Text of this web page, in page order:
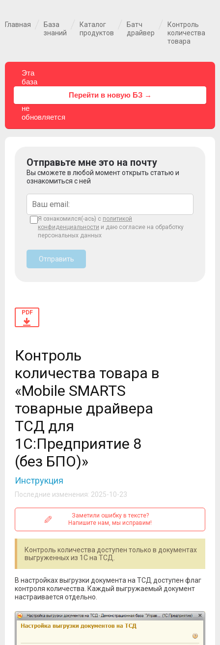
Главная
База
знаний
Каталог
продуктов
Батч
драйвер
Контроль
количества
товара
Эта
база
не
обновляется
Перейти в новую БЗ →
Отправьте мне это на почту
Вы сможете в любой момент открыть статью и
ознакомиться с ней
Я ознакомился(-ась) с политикой
конфиденциальности и даю согласие на обработку
персональных данных
Отправить
PDF
Контроль
количества товара в
«Mobile SMARTS
товарные драйвера
ТСД для
1С:Предприятие 8
(без БПО)»
Инструкция
Последние изменения: 2025-10-23
Заметили ошибку в тексте?
Напишите нам, мы исправим!
Контроль количества доступен только в документах
выгруженных из 1С на ТСД.
В настройках выгрузки документа на ТСД доступен флаг
контроля количества. Каждый выгружаемый документ
настраивается отдельно.